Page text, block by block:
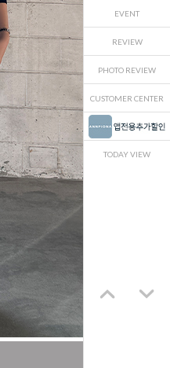
EVENT
REVIEW
PHOTO REVIEW
CUSTOMER CENTER
TODAY VIEW